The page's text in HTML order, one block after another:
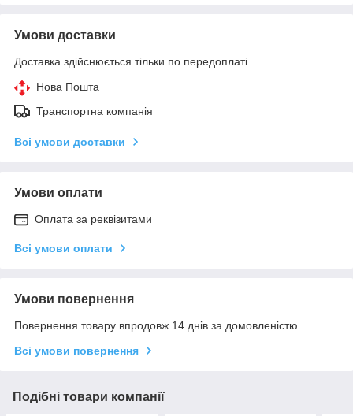
Умови доставки
Доставка здійснюється тільки по передоплаті.
Нова Пошта
Транспортна компанія
Всі умови доставки
Умови оплати
Оплата за реквізитами
Всі умови оплати
Умови повернення
Повернення товару впродовж 14 днів за домовленістю
Всі умови повернення
Подібні товари компанії